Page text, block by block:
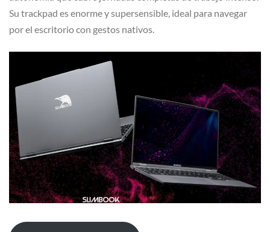
Su trackpad es enorme y supersensible, ideal para navegar
por el escritorio con gestos nativos.